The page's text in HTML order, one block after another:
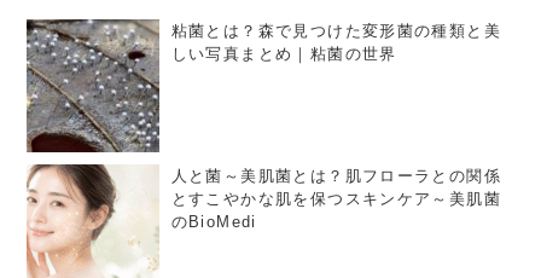
粘菌とは？森で見つけた変形菌の種類と美
しい写真まとめ｜粘菌の世界
人と菌～美肌菌とは？肌フローラとの関係
とすこやかな肌を保つスキンケア～美肌菌
のBioMedi